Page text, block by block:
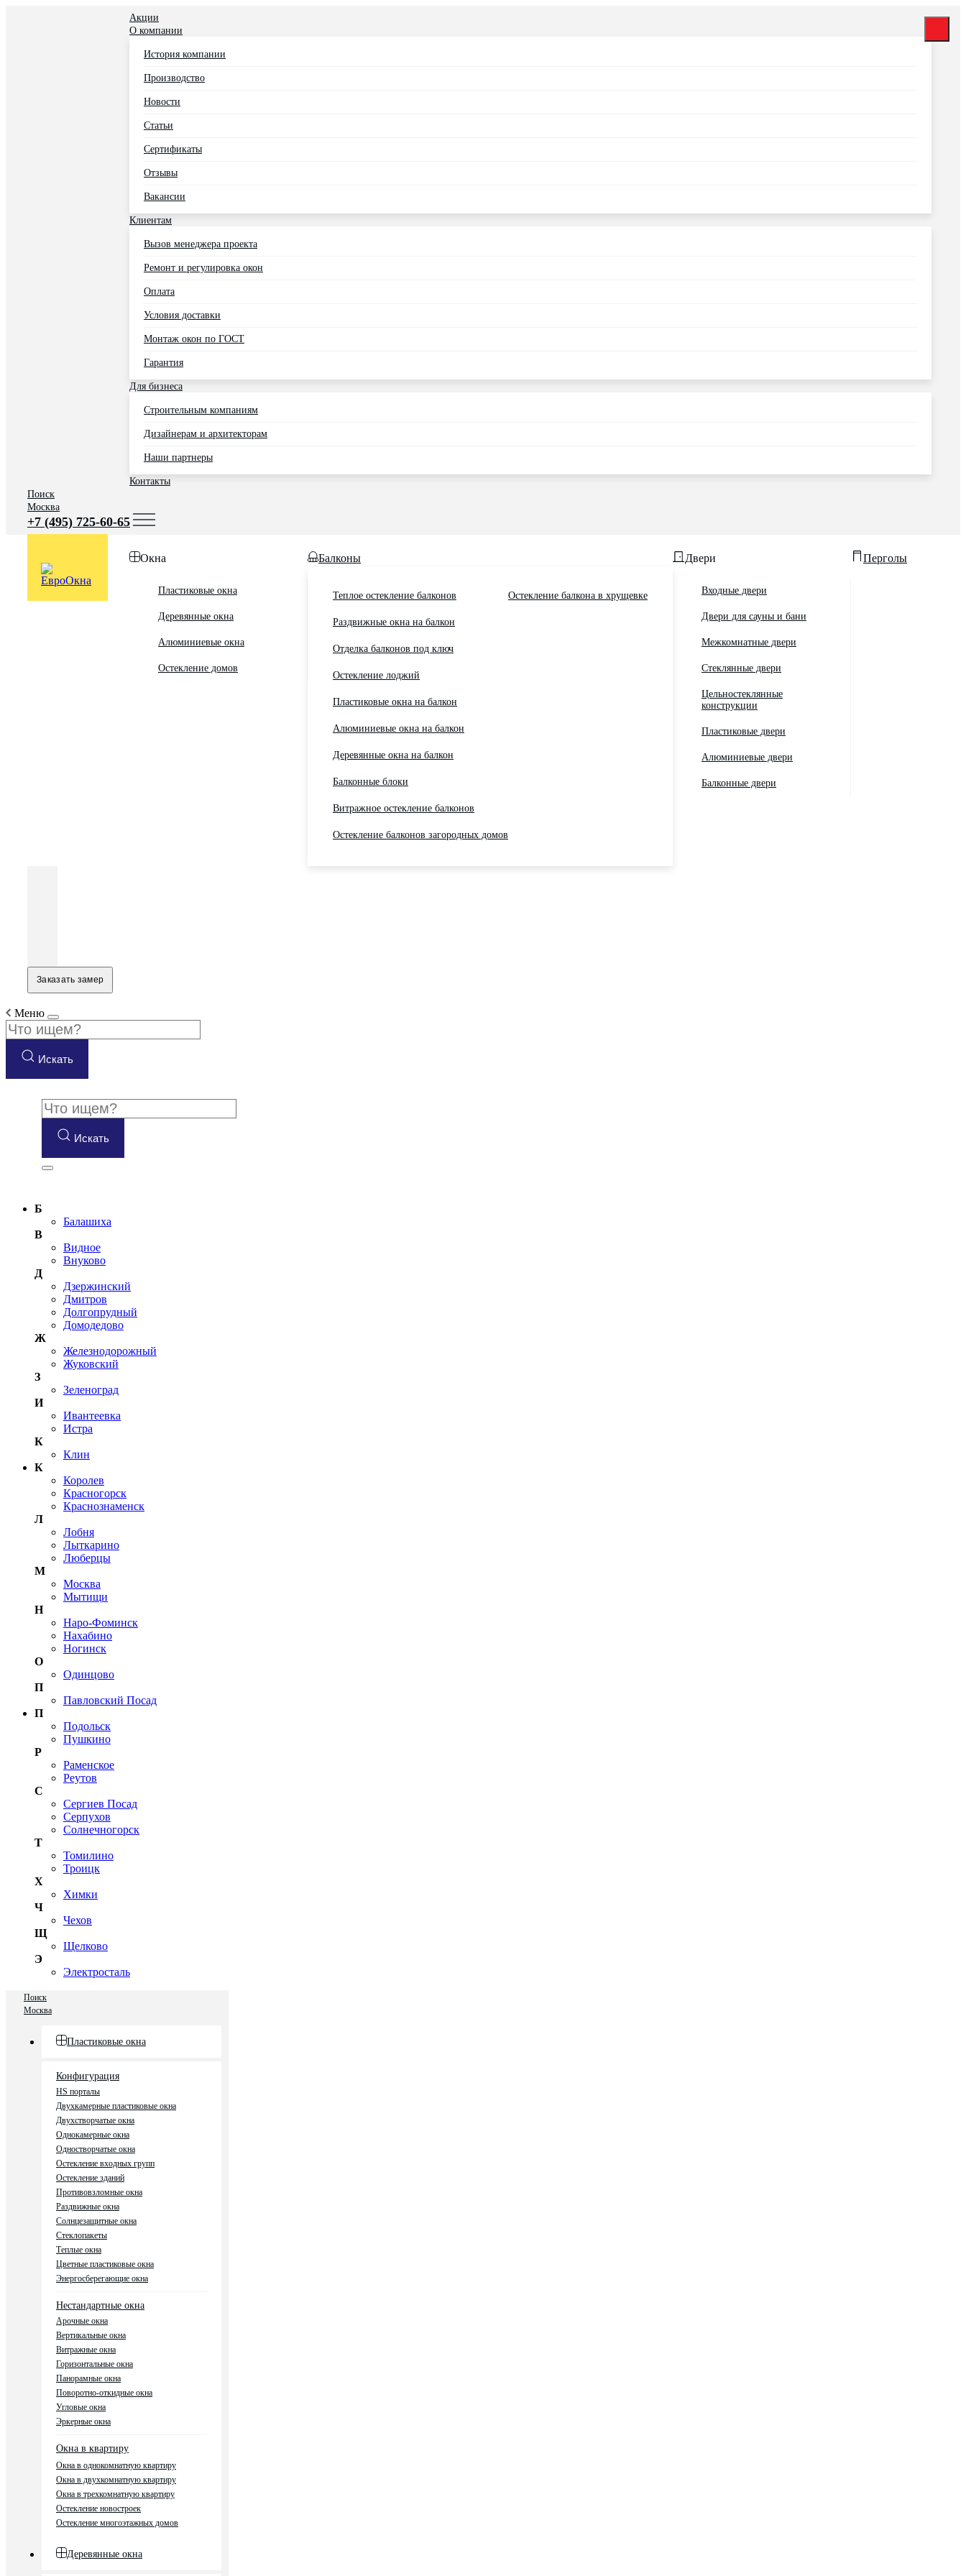
Акции
О компании
История компании
Производство
Новости
Статьи
Сертификаты
Отзывы
Вакансии
Клиентам
Вызов менеджера проекта
Ремонт и регулировка окон
Оплата
Условия доставки
Монтаж окон по ГОСТ
Гарантия
Для бизнеса
Строительным компаниям
Дизайнерам и архитекторам
Наши партнеры
Контакты
Поиск
Москва
+7 (495) 725-60-65
Окна
Пластиковые окна
Деревянные окна
Алюминиевые окна
Остекление домов
Балконы
Теплое остекление балконов
Раздвижные окна на балкон
Отделка балконов под ключ
Остекление лоджий
Пластиковые окна на балкон
Алюминиевые окна на балкон
Деревянные окна на балкон
Балконные блоки
Витражное остекление балконов
Остекление балконов загородных домов
Остекление балкона в хрущевке
Двери
Входные двери
Двери для сауны и бани
Межкомнатные двери
Стеклянные двери
Цельностеклянные
конструкции
Пластиковые двери
Алюминиевые двери
Балконные двери
Перголы
Заказать замер
Меню
Искать
Искать
Б
Балашиха
В
Видное
Внуково
Д
Дзержинский
Дмитров
Долгопрудный
Домодедово
Ж
Железнодорожный
Жуковский
З
Зеленоград
И
Ивантеевка
Истра
К
Клин
К
Королев
Красногорск
Краснознаменск
Л
Лобня
Лыткарино
Люберцы
М
Москва
Мытищи
Н
Наро-Фоминск
Нахабино
Ногинск
О
Одинцово
П
Павловский Посад
П
Подольск
Пушкино
Р
Раменское
Реутов
С
Сергиев Посад
Серпухов
Солнечногорск
Т
Томилино
Троицк
Х
Химки
Ч
Чехов
Щ
Щелково
Э
Электросталь
Поиск
Москва
Пластиковые окна
Конфигурация
HS порталы
Двухкамерные пластиковые окна
Двухстворчатые окна
Однокамерные окна
Одностворчатые окна
Остекление входных групп
Остекление зданий
Противовзломные окна
Раздвижные окна
Солнцезащитные окна
Стеклопакеты
Теплые окна
Цветные пластиковые окна
Энергосберегающие окна
Нестандартные окна
Арочные окна
Вертикальные окна
Витражные окна
Горизонтальные окна
Панорамные окна
Поворотно-откидные окна
Угловые окна
Эркерные окна
Окна в квартиру
Окна в однокомнатную квартиру
Окна в двухкомнатную квартиру
Окна в трехкомнатную квартиру
Остекление новостроек
Остекление многоэтажных домов
Деревянные окна